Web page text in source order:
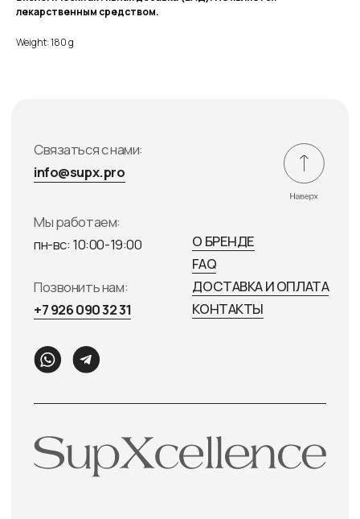
лекарственным средством.
Weight: 180 g